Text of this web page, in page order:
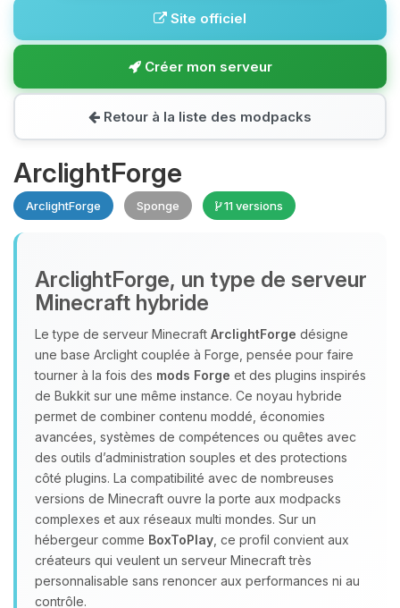
Site officiel
Créer mon serveur
Retour à la liste des modpacks
ArclightForge
ArclightForge Sponge 11 versions
ArclightForge, un type de serveur
Minecraft hybride
Le type de serveur Minecraft ArclightForge désigne
une base Arclight couplée à Forge, pensée pour faire
tourner à la fois des mods Forge et des plugins inspirés
de Bukkit sur une même instance. Ce noyau hybride
permet de combiner contenu moddé, économies
avancées, systèmes de compétences ou quêtes avec
des outils d’administration souples et des protections
côté plugins. La compatibilité avec de nombreuses
versions de Minecraft ouvre la porte aux modpacks
complexes et aux réseaux multi mondes. Sur un
hébergeur comme BoxToPlay , ce profil convient aux
créateurs qui veulent un serveur Minecraft très
personnalisable sans renoncer aux performances ni au
contrôle.
Youpi, enfin quelqu’un pour me
parler ! Moi c’est Choupy, ton petit
assistant BoxToPlay. Dis-moi ce dont
tu as besoin et je vais remuer mes
petits circuits pour t’aider.